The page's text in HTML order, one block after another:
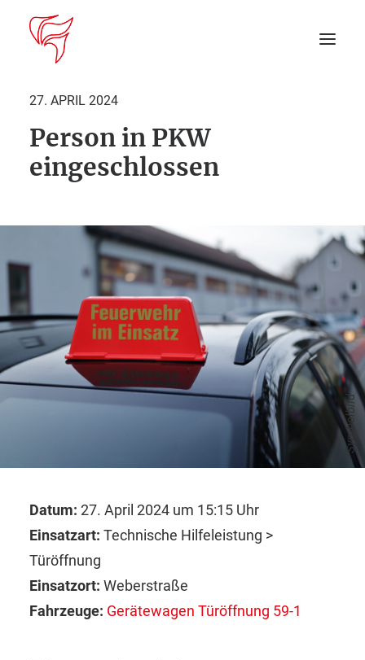
Startseite
DEIN EINSATZ
Suche
27. APRIL 2024
Person in PKW
eingeschlossen
Symbolbild
Datum: 27. April 2024 um 15:15 Uhr
Einsatzart: Technische Hilfeleistung >
Türöffnung
Einsatzort: Weberstraße
Fahrzeuge: Gerätewagen Türöffnung 59-1